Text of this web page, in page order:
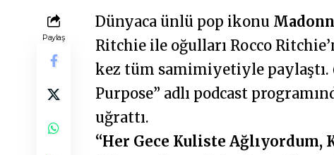
Paylaş
Dünyaca ünlü pop ikonu
Ritchie ile oğulları Rocco
kez tüm samimiyetiyle paylaştı.
Purpose” adlı podcast
uğrattı.
“Her Gece Kuliste Ağlıyordum,